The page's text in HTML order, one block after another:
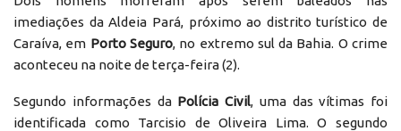
imediações da Aldeia Pará, próximo ao distrito turístico de
Caraíva, em Porto Seguro, no extremo sul da Bahia. O crime
aconteceu na noite de terça-feira (2).
Segundo informações da Polícia Civil, uma das vítimas foi
identificada como Tarcisio de Oliveira Lima. O segundo